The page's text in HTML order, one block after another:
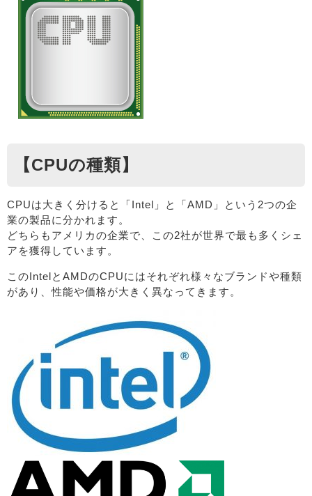
【CPUの種類】
CPUは大きく分けると「Intel」と「AMD」という2つの企
業の製品に分かれます。
どちらもアメリカの企業で、この2社が世界で最も多くシェ
アを獲得しています。
このIntelとAMDのCPUにはそれぞれ様々なブランドや種類
があり、性能や価格が大きく異なってきます。